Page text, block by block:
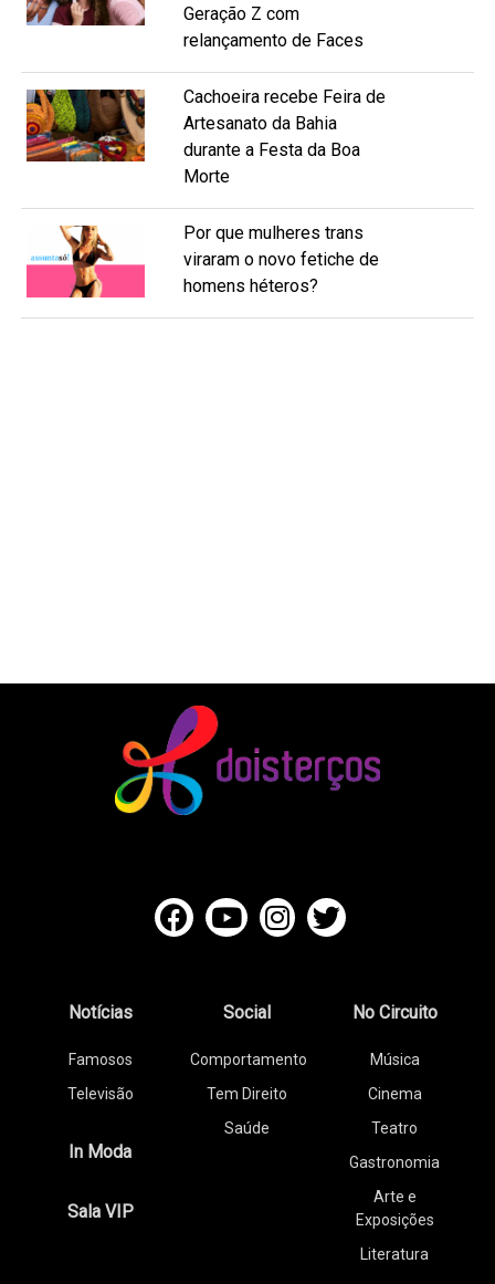
Geração Z com
relançamento de Faces
Cachoeira recebe Feira de
Artesanato da Bahia
durante a Festa da Boa
Morte
Por que mulheres trans
viraram o novo fetiche de
homens héteros?
Notícias
Famosos
Televisão
In Moda
Sala VIP
Social
Comportamento
Tem Direito
Saúde
No Circuito
Música
Cinema
Teatro
Gastronomia
Arte e
Exposições
Literatura